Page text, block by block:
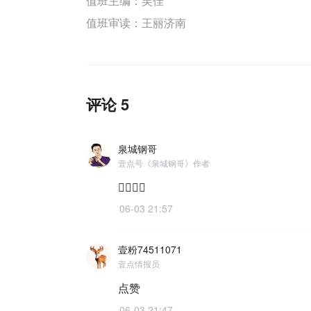
值班审读：王丽济南
评论 5
泉城钢哥
壹点号《泉城钢哥》作者
👌🏻👌🏻
06-03 21:57
壹粉74511071
壹点情报员
点赞